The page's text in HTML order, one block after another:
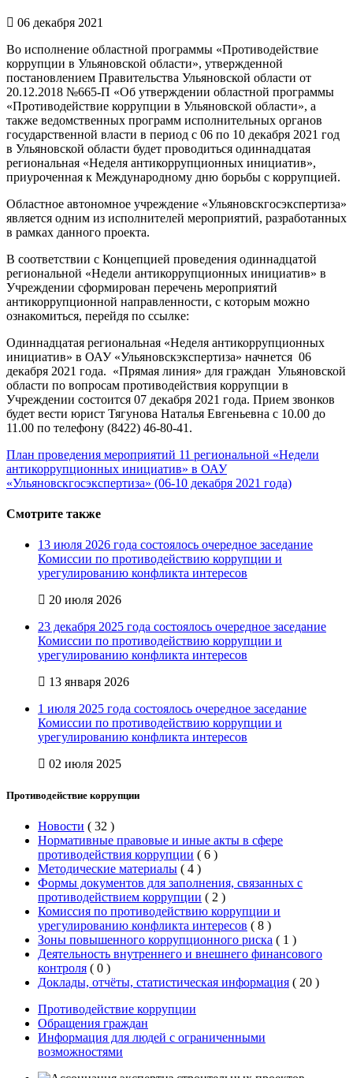
06 декабря 2021
Во исполнение областной программы «Противодействие
коррупции в Ульяновской области», утвержденной
постановлением Правительства Ульяновской области от
20.12.2018 №665-П «Об утверждении областной программы
«Противодействие коррупции в Ульяновской области», а
также ведомственных программ исполнительных органов
государственной власти в период с 06 по 10 декабря 2021 год
в Ульяновской области будет проводиться одиннадцатая
региональная «Неделя антикоррупционных инициатив»,
приуроченная к Международному дню борьбы с коррупцией.
Областное автономное учреждение «Ульяновскгосэкспертиза»
является одним из исполнителей мероприятий, разработанных
в рамках данного проекта.
В соответствии с Концепцией проведения одиннадцатой
региональной «Недели антикоррупционных инициатив» в
Учреждении сформирован перечень мероприятий
антикоррупционной направленности, с которым можно
ознакомиться, перейдя по ссылке:
Одиннадцатая региональная «Неделя антикоррупционных
инициатив» в ОАУ «Ульяновскэкспертиза» начнется 06
декабря 2021 года. «Прямая линия» для граждан Ульяновской
области по вопросам противодействия коррупции в
Учреждении состоится 07 декабря 2021 года. Прием звонков
будет вести юрист Тягунова Наталья Евгеньевна с 10.00 до
11.00 по телефону (8422) 46-80-41.
План проведения мероприятий 11 региональной «Недели
антикоррупционных инициатив» в ОАУ
«Ульяновскгосэкспертиза» (06-10 декабря 2021 года)
Смотрите также
13 июля 2026 года состоялось очередное заседание
Комиссии по противодействию коррупции и
урегулированию конфликта интересов
20 июля 2026
23 декабря 2025 года состоялось очередное заседание
Комиссии по противодействию коррупции и
урегулированию конфликта интересов
13 января 2026
1 июля 2025 года состоялось очередное заседание
Комиссии по противодействию коррупции и
урегулированию конфликта интересов
02 июля 2025
Противодействие коррупции
Новости ( 32 )
Нормативные правовые и иные акты в сфере
противодействия коррупции ( 6 )
Методические материалы ( 4 )
Формы документов для заполнения, связанных с
противодействием коррупции ( 2 )
Комиссия по противодействию коррупции и
урегулированию конфликта интересов ( 8 )
Зоны повышенного коррупционного риска ( 1 )
Деятельность внутреннего и внешнего финансового
контроля ( 0 )
Доклады, отчёты, статистическая информация ( 20 )
Противодействие коррупции
Обращения граждан
Информация для людей с ограниченными
возможностями